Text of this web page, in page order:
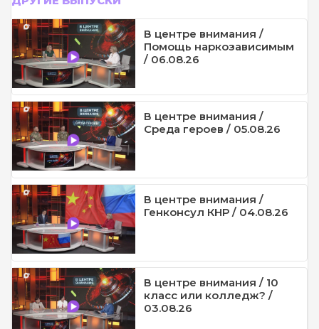
В центре внимания /
Помощь наркозависимым
/ 06.08.26
В центре внимания /
Среда героев / 05.08.26
В центре внимания /
Генконсул КНР / 04.08.26
В центре внимания / 10
класс или колледж? /
03.08.26